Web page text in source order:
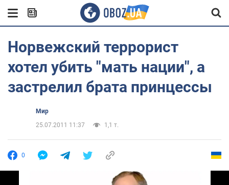
Норвежский террорист
хотел убить "мать нации", а
застрелил брата принцессы
Мир
25.07.2011 11:37
1,1 т.
0